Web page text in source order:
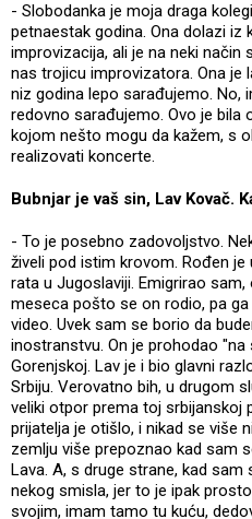
- Slobodanka je moja draga
petnaestak godina. Ona dolazi iz
improvizacija, ali je na neki način
nas trojicu improvizatora. Ona je
niz godina lepo sarađujemo. No,
redovno sarađujemo. Ovo je bila
kojom nešto mogu da kažem, s
realizovati koncerte.
Bubnjar je vaš sin, Lav Kovač.
- To je posebno zadovoljstvo.
živeli pod istim krovom. Rođen je
rata u Jugoslaviji. Emigrirao
meseca pošto se on rodio, pa
video. Uvek sam se borio da
inostranstvu. On je prohodao
Gorenjskoj. Lav je i bio glavni
Srbiju. Verovatno bih, u drugom
veliki otpor prema toj srbijanskoj
prijatelja je otišlo, i nikad se više
zemlju više prepoznao kad sam
Lava. A, s druge strane, kad
nekog smisla, jer to je ipak
svojim, imam tamo tu kuću,